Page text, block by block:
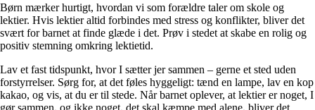
Børn mærker hurtigt, hvordan vi som forældre taler om skole og
lektier. Hvis lektier altid forbindes med stress og konflikter, bliver det
svært for barnet at finde glæde i det. Prøv i stedet at skabe en rolig og
positiv stemning omkring lektietid.
Lav et fast tidspunkt, hvor I sætter jer sammen – gerne et sted uden
forstyrrelser. Sørg for, at det føles hyggeligt: tænd en lampe, lav en kop
kakao, og vis, at du er til stede. Når barnet oplever, at lektier er noget, I
gør sammen, og ikke noget, det skal kæmpe med alene, bliver det